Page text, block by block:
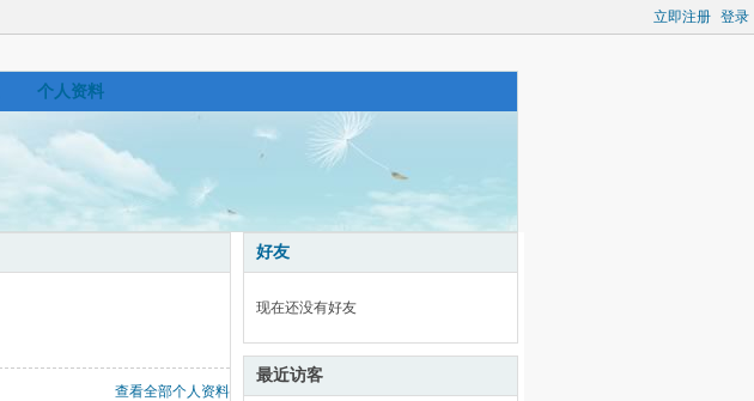
立即注册 登录
个人资料
查看全部个人资料
好友
现在还没有好友
最近访客